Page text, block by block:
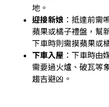
地。
迎接新娘 ：抵達前需
蘋果或橘子禮盤，幫
下車時則需摸蘋果或
下車入屋 ：下車時由
需要過火爐、破瓦等
趨吉避凶。